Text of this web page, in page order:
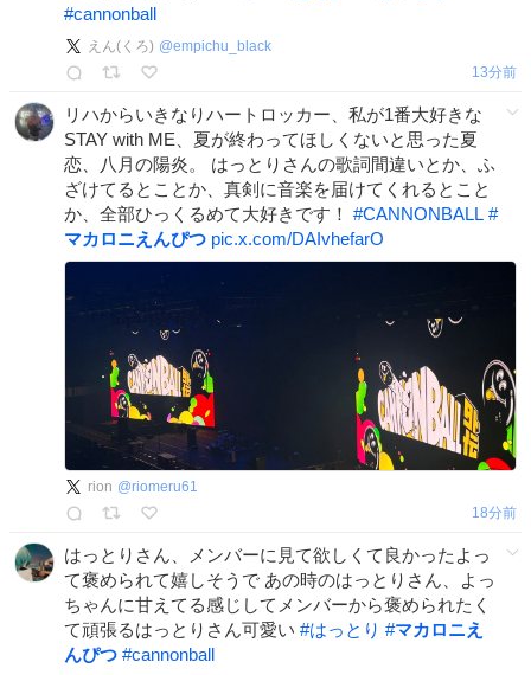
#cannonball
えん(くろ) @empichu_black
13分前
リハからいきなりハートロッカー、私が1番大好きな
STAY with ME、夏が終わってほしくないと思った夏
恋、八月の陽炎。 はっとりさんの歌詞間違いとか、ふ
ざけてるとことか、真剣に音楽を届けてくれるとこと
か、全部ひっくるめて大好きです！ #CANNONBALL #
マカロニえんぴつ pic.x.com/DAIvhefarO
rion @riomeru61
18分前
はっとりさん、メンバーに見て欲しくて良かったよっ
て褒められて嬉しそうで あの時のはっとりさん、よっ
ちゃんに甘えてる感じしてメンバーから褒められたく
て頑張るはっとりさん可愛い #はっとり #マカロニえ
んぴつ #cannonball